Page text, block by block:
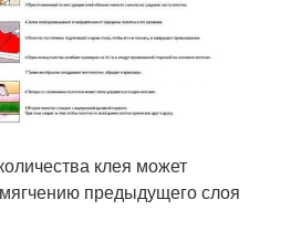
клея может
предыдущего слоя